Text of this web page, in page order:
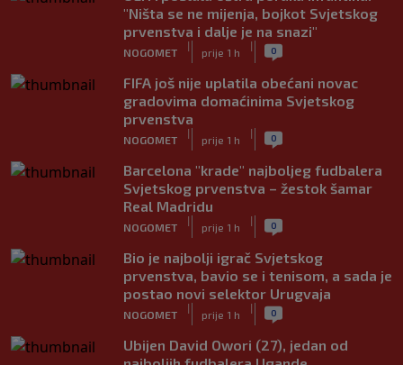
"Ništa se ne mijenja, bojkot Svjetskog
prvenstva i dalje je na snazi"
NOGOMET
|
prije 1 h
| 0
FIFA još nije uplatila obećani novac
gradovima domaćinima Svjetskog
prvenstva
NOGOMET
|
prije 1 h
| 0
Barcelona "krade" najboljeg fudbalera
Svjetskog prvenstva – žestok šamar
Real Madridu
NOGOMET
|
prije 1 h
| 0
Bio je najbolji igrač Svjetskog
prvenstva, bavio se i tenisom, a sada je
postao novi selektor Urugvaja
NOGOMET
|
prije 1 h
| 0
Ubijen David Owori (27), jedan od